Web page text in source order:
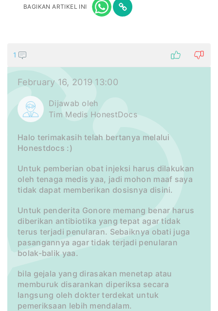
BAGIKAN ARTIKEL INI
1
February 16, 2019 13:00
Dijawab oleh
Tim Medis HonestDocs
Halo terimakasih telah bertanya melalui
Honestdocs :)
Untuk pemberian obat injeksi harus dilakukan
oleh tenaga medis yaa, jadi mohon maaf saya
tidak dapat memberikan dosisnya disini.
Untuk penderita Gonore memang benar harus
diberikan antibiotika yang tepat agar tidak
terus terjadi penularan. Sebaiknya obati juga
pasangannya agar tidak terjadi penularan
bolak-balik yaa.
bila gejala yang dirasakan menetap atau
memburuk disarankan diperiksa secara
langsung oleh dokter terdekat untuk
pemeriksaan lebih mendalam.